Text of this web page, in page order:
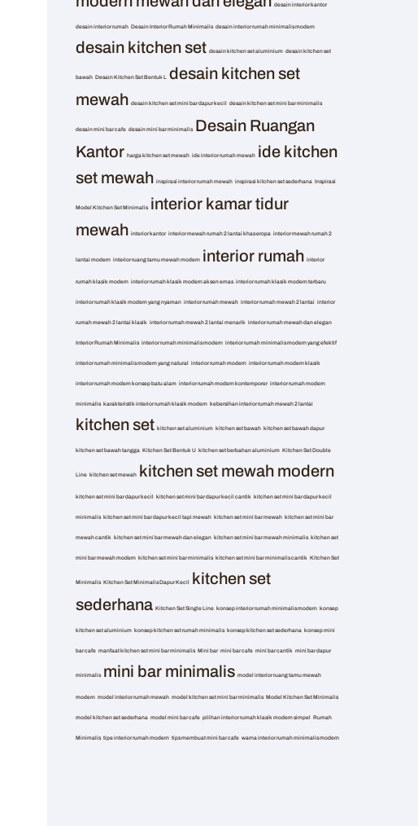
desain interior kantor
desain interior rumah Desain Interior Rumah Minimalis desain interior rumah minimalis modern
desain kitchen set desain kitchen set aluminium desain kitchen set
bawah Desain Kitchen Set Bentuk L
desain kitchen set
mewah desain kitchen set mini bar dapur kecil desain kitchen set mini bar minimalis
desain mini bar cafe desain mini bar minimalis Desain Ruangan
Kantor harga kitchen set mewah ide interior rumah mewah ide kitchen
set mewah inspirasi interior rumah mewah inspirasi kitchen set sederhana Inspirasi
Model Kitchen Set Minimalis interior kamar tidur
mewah interior kantor interior mewah rumah 2 lantai khas eropa interior mewah rumah 2
lantai modern interior ruang tamu mewah modern interior rumah interior
rumah klasik modern interior rumah klasik modern aksen emas interior rumah klasik modern terbaru
interior rumah klasik modern yang nyaman interior rumah mewah interior rumah mewah 2 lantai interior
rumah mewah 2 lantai klasik interior rumah mewah 2 lantai menarik interior rumah mewah dan elegan
Interior Rumah Minimalis interior rumah minimalis modern interior rumah minimalis modern yang efektif
interior rumah minimalis modern yang natural interior rumah modern interior rumah modern klasik
interior rumah modern konsep batu alam interior rumah modern kontemporer interior rumah modern
minimalis karakteristik interior rumah klasik modern kebersihan interior rumah mewah 2 lantai
kitchen set kitchen set aluminium kitchen set bawah kitchen set bawah dapur
kitchen set bawah tangga Kitchen Set Bentuk U kitchen set berbahan aluminium Kitchen Set Double
Line kitchen set mewah kitchen set mewah modern
kitchen set mini bar dapur kecil kitchen set mini bar dapur kecil cantik kitchen set mini bar dapur kecil
minimalis kitchen set mini bar dapur kecil tapi mewah kitchen set mini bar mewah kitchen set mini bar
mewah cantik kitchen set mini bar mewah dan elegan kitchen set mini bar mewah minimalis kitchen set
mini bar mewah modern kitchen set mini bar minimalis kitchen set mini bar minimalis cantik Kitchen Set
Minimalis Kitchen Set Minimalis Dapur Kecil
kitchen set
sederhana Kitchen Set Single Line konsep interior rumah minimalis modern konsep
kitchen set aluminium konsep kitchen set rumah minimalis konsep kitchen set sederhana konsep mini
bar cafe manfaat kitchen set mini bar minimalis Mini bar mini bar cafe mini bar cantik mini bar dapur
minimalis mini bar minimalis model interior ruang tamu mewah
modern model interior rumah mewah model kitchen set mini bar minimalis Model Kitchen Set Minimalis
model kitchen set sederhana model mini bar cafe pilihan interior rumah klasik modern simpel Rumah
Minimalis tipe interior rumah modern tips membuat mini bar cafe warna interior rumah minimalis modern